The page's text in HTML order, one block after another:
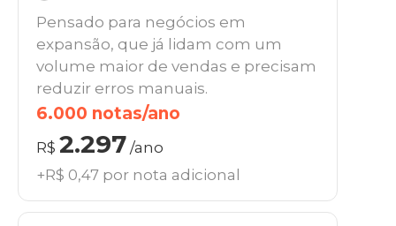
Pensado para negócios em
expansão, que já lidam com um
volume maior de vendas e precisam
reduzir erros manuais.
6.000 notas/ano
R$ 2.297 /ano
+R$ 0,47 por nota adicional